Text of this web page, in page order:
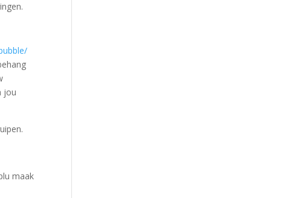
jou
maak